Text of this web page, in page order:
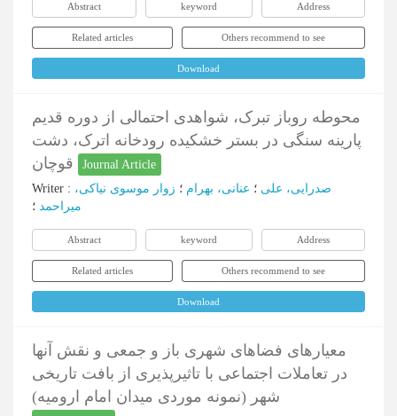
Abstract keyword Address
Related articles Others recommend to see
Download
محوطه روباز تبرک، شواهدی احتمالی از دوره قدیم
پارینه سنگی در بستر خشکیده رودخانه اترک، دشت
Journal Article
Writer : صدرایی، علی ؛ عنانی، بهرام ؛ زوار موسوی نیاکی،
میراحمد ؛
Abstract keyword Address
Related articles Others recommend to see
Download
معیارهای فضاهای شهری باز و جمعی و نقش آنها
در تعاملات اجتماعی با تاثیرپذیری از بافت تاریخی
شهر (نمونه موردی میدان امام ارومیه)